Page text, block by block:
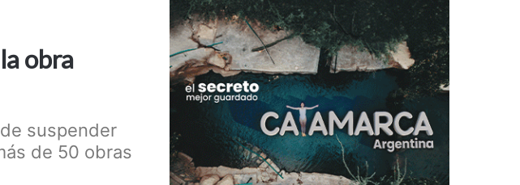
obra
suspender
de 50 obras